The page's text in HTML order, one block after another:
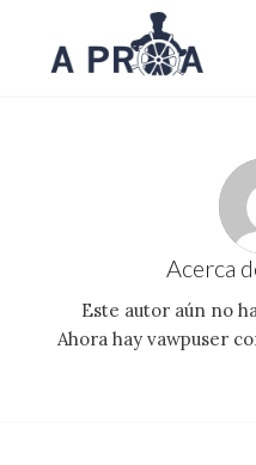
Acerca
Este autor aún no
Ahora hay vawpuser